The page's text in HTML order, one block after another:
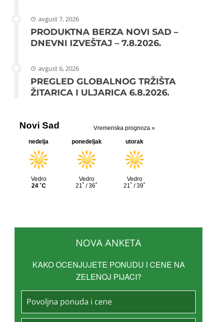
avgust 7, 2026
PRODUKTNA BERZA NOVI SAD –
DNEVNI IZVEŠTAJ – 7.8.2026.
avgust 6, 2026
PREGLED GLOBALNOG TRŽIŠTA
ŽITARICA I ULJARICA 6.8.2026.
NOVA ANKETA
KAKO OCENJUJETE PONUDU I CENE NA
ZELENOJ PIJACI?
Povoljna ponuda i cene